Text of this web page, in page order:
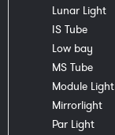
Lunar Light
IS Tube
Low bay
MS Tube
Module Light
Mirrorlight
Par Light